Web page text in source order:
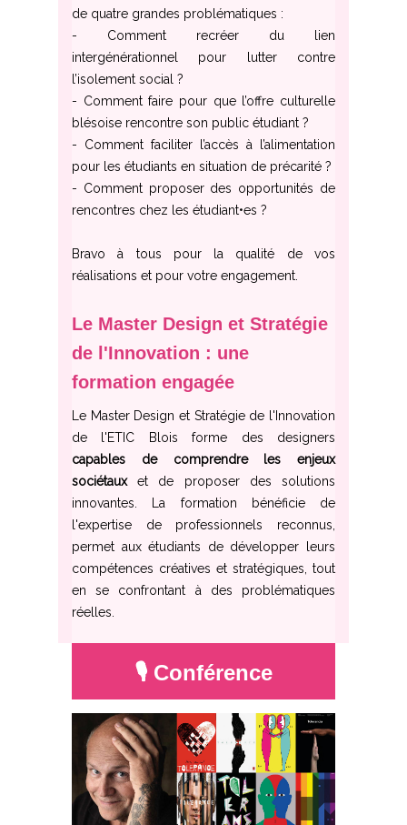
de quatre grandes problématiques :
- Comment recréer du lien
intergénérationnel pour lutter contre
l’isolement social ?
- Comment faire pour que l’offre culturelle
blésoise rencontre son public étudiant ?
- Comment faciliter l’accès à l’alimentation
pour les étudiants en situation de précarité ?
- Comment proposer des opportunités de
rencontres chez les étudiant•es ?
Bravo à tous pour la qualité de vos
réalisations et pour votre engagement.
Le Master Design et Stratégie
de l'Innovation : une
formation engagée
Le Master Design et Stratégie de l'Innovation
de l'ETIC Blois forme des designers
capables de comprendre les enjeux
sociétauxet de proposer des solutions
innovantes. La formation bénéficie de
l'expertise de professionnels reconnus,
permet aux étudiants de développer leurs
compétences créatives et stratégiques, tout
en se confrontant à des problématiques
réelles.
🎙️ Conférence